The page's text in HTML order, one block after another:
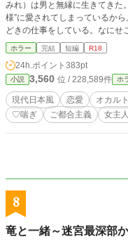
みれ）は男と無縁に生きてきた
様”に愛されてしまっているか
どきの仕事をしている。なにせ
らいなので――。 そんな一人と
異”を解決したりしなかったり
人公orゲストモブ女子がエロい
い雰囲気なのでホラー要素は
載（エピソード毎読切型です）
ホラー 完結 短編 R18
24h.ポイント 383pt
小説 3,560 位 / 228,589件 ホ
現代日本風 恋愛 オカルト
♡喘ぎ
ご都合主義 女主
8
竜と一緒～迷宮最深部